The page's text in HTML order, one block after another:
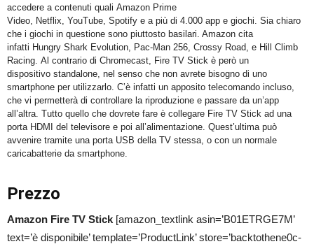
accedere a contenuti quali Amazon Prime
Video, Netflix, YouTube, Spotify e a più di 4.000 app e giochi. Sia chiaro
che i giochi in questione sono piuttosto basilari. Amazon cita
infatti Hungry Shark Evolution, Pac-Man 256, Crossy Road, e Hill Climb
Racing. Al contrario di Chromecast, Fire TV Stick è però un
dispositivo standalone, nel senso che non avrete bisogno di uno
smartphone per utilizzarlo. C’è infatti un apposito telecomando incluso,
che vi permetterà di controllare la riproduzione e passare da un’app
all’altra. Tutto quello che dovrete fare è collegare Fire TV Stick ad una
porta HDMI del televisore e poi all’alimentazione. Quest’ultima può
avvenire tramite una porta USB della TV stessa, o con un normale
caricabatterie da smartphone.
Prezzo
Amazon Fire TV Stick [amazon_textlink asin=’B01ETRGE7M’
text=’è disponibile’ template=’ProductLink’ store=’backtothene0c-